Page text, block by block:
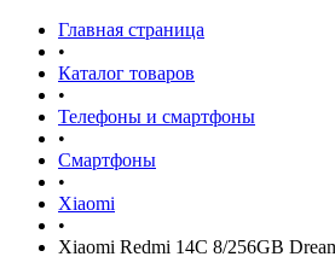
Главная страница
•
Каталог товаров
•
Телефоны и смартфоны
•
Смартфоны
•
Xiaomi
•
Xiaomi Redmi 14C 8/256GB